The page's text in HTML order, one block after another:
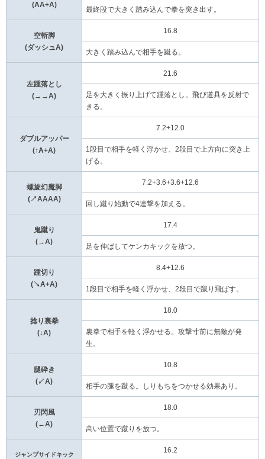
(AA+A)
最終段で大きく踏み込んで拳を突き出す。
空斬脚
(ダッシュA)
16.8
大きく踏み込んで相手を蹴る。
左踵落とし
(→→A)
21.6
足を大きく振り上げて踵落とし。飛び道具を反射で
きる。
ダブルアッパー
(↑A+A)
7.2+12.0
1段目で相手を軽く浮かせ、2段目で上方向に突き上
げる。
螺旋幻魔脚
(↗AAAA)
7.2+3.6+3.6+12.6
回し蹴り始動で4連撃を加える。
鬼蹴り
(→A)
17.4
足を伸ばしてケンカキックを放つ。
踵切り
(↘A+A)
8.4+12.6
1段目で相手を軽く浮かせ、2段目で蹴り飛ばす。
捻り裏拳
(↓A)
18.0
裏拳で相手を軽く浮かせる。攻撃寸前に無敵が発
生。
腿砕き
(↙A)
10.8
相手の腿を蹴る。しりもちをつかせる効果あり。
刃閃風
(←A)
18.0
高い位置で蹴りを放つ。
ジャンプサイドキック
16.2